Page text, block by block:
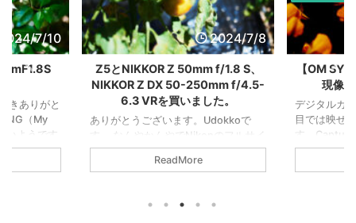
7/10
きありがと
（My
ようです
表現させて
2024/7/8
Z5とNIKKOR Z 50mm f/1.8 S、
NIKKOR Z DX 50-250mm f/4.5-
6.3 VRを買いました。
ありがとうございます。Udokkoで
す。 なんやかんやでNikonのフルサイ
ズ機、Z5を購入しました。Nikonデビ
ューです。よろしくお願いいたしま
6.3 VRの2本です。結局50mmばっか
ReadMore
【OM
現像
デジタルカ
目では映せ
す。
ったRAWデ